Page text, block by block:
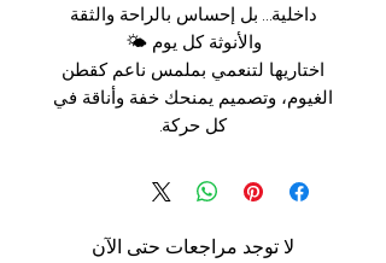
داخلية… بل إحساس بالراحة والثقة
والأنوثة كل يوم 🌤️
اختاريها لتنعمي بملمس ناعم كقطن
الغيوم، وتصميم يمنحك خفة وأناقة في
كل حركة.
لا توجد مراجعات حتى الآن